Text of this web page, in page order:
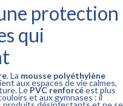
protection
qui
. La mousse polyéthylène
aux espaces de vie calmes,
Le PVC renforcéest plus
et aux gymnases : il